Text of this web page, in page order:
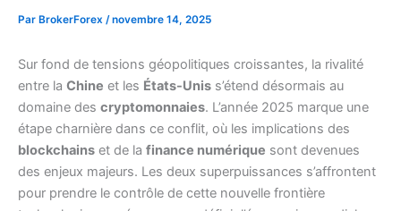
Par BrokerForex /novembre 14, 2025
Sur fond de tensions géopolitiques croissantes, la rivalité
entre la Chine et les États-Unis s’étend désormais au
domaine des cryptomonnaies. L’année 2025 marque une
étape charnière dans ce conflit, où les implications des
blockchains et de la finance numérique sont devenues
des enjeux majeurs. Les deux superpuissances s’affrontent
pour prendre le contrôle de cette nouvelle frontière